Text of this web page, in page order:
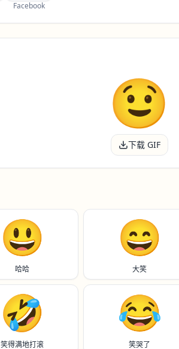
Facebook
下载 GIF
😃
哈哈
😄
大笑
🤣
笑得满地打滚
😂
笑哭了